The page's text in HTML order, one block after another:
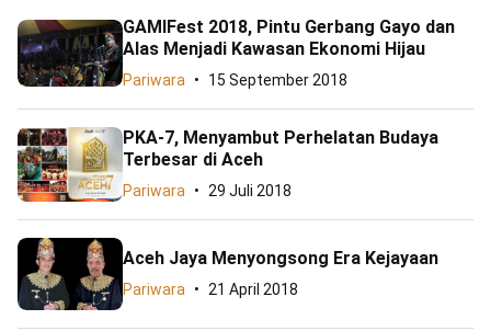
GAMIFest 2018, Pintu Gerbang Gayo dan
Alas Menjadi Kawasan Ekonomi Hijau
Pariwara 15 September 2018
PKA-7, Menyambut Perhelatan Budaya
Terbesar di Aceh
Pariwara 29 Juli 2018
Aceh Jaya Menyongsong Era Kejayaan
Pariwara 21 April 2018